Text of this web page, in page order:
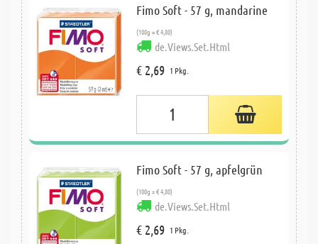
Fimo Soft - 57 g, mandarine
(100g = € 4,80)
de.Views.Set.Html
€ 2,69 1 Pkg.
Fimo Soft - 57 g, apfelgrün
(100g = € 4,80)
de.Views.Set.Html
€ 2,69 1 Pkg.